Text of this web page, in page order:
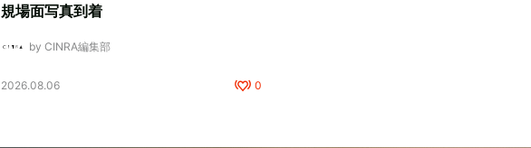
規場面写真到着
by CINRA編集部
2026.08.06 0